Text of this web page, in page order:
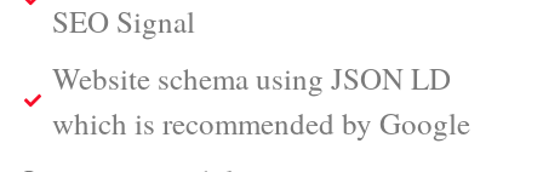
SEO Signal
Website schema using JSON LD
which is recommended by Google